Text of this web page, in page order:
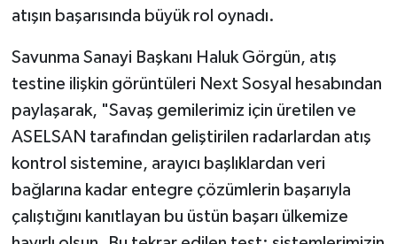
atışın başarısında büyük rol oynadı.
Savunma Sanayi Başkanı Haluk Görgün, atış
testine ilişkin görüntüleri Next Sosyal hesabından
paylaşarak, "Savaş gemilerimiz için üretilen ve
ASELSAN tarafından geliştirilen radarlardan atış
kontrol sistemine, arayıcı başlıklardan veri
bağlarına kadar entegre çözümlerin başarıyla
çalıştığını kanıtlayan bu üstün başarı ülkemize